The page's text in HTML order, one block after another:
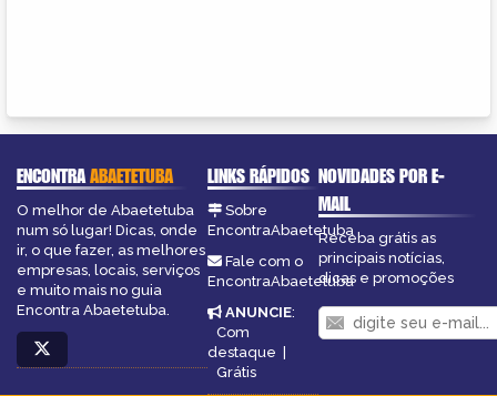
ENCONTRAABAETETUBA
O melhor de Abaetetuba
num só lugar! Dicas, onde
ir, o que fazer, as melhores
empresas, locais, serviços
e muito mais no guia
Encontra Abaetetuba.
LINKS RÁPIDOS
Sobre
EncontraAbaetetuba
Fale com o
EncontraAbaetetuba
ANUNCIE:
Com
destaque
Grátis
NOVIDADES POR E-
MAIL
Receba grátis as
principais notícias,
dicas e promoções